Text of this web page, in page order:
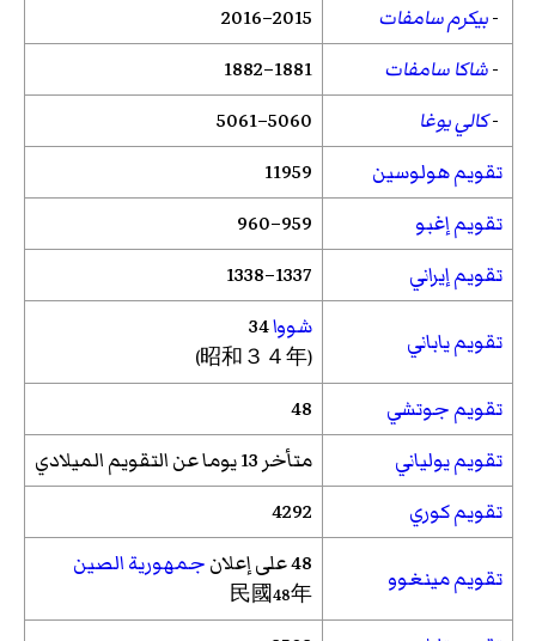
-بيكرم سامفات
2015–2016
-شاكا سامفات
1881–1882
-كالي يوغا
5060–5061
تقويم هولوسين
11959
تقويم إغبو
959–960
تقويم إيراني
1337–1338
تقويم ياباني شووا34
(昭和３４年)
تقويم جوتشي
48
تقويم يولياني
متأخر 13 يوما عن التقويم الميلادي
تقويم كوري
4292
تقويم مينغوو 48 على إعلان جمهورية الصين
民國48年